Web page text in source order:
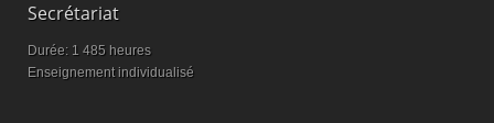
Secrétariat
Durée: 1 485 heures
Enseignement individualisé